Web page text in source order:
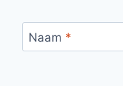
Naam *